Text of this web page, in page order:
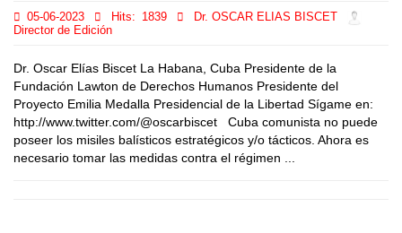
05-06-2023 Hits: 1839
Dr. OSCAR ELIAS BISCET
Director de Edición
Dr. Oscar Elías Biscet La Habana, Cuba Presidente de la
Fundación Lawton de Derechos Humanos Presidente del
Proyecto Emilia Medalla Presidencial de la Libertad Sígame en:
http://www.twitter.com/@oscarbiscet Cuba comunista no puede
poseer los misiles balísticos estratégicos y/o tácticos. Ahora es
necesario tomar las medidas contra el régimen ...